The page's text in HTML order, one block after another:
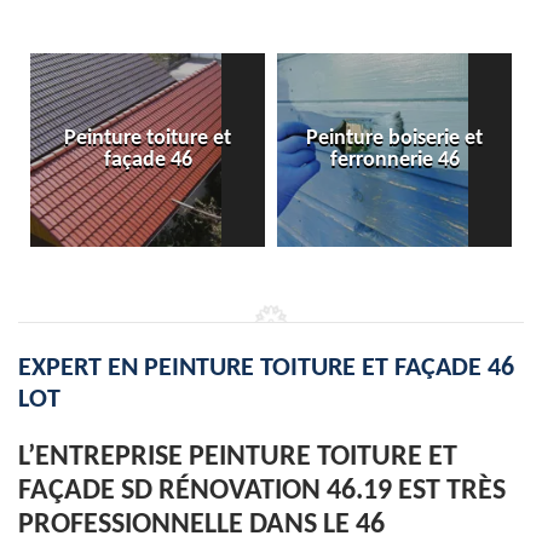
Peinture boiserie et
ferronnerie 46
Peinture de sol 46
EXPERT EN PEINTURE TOITURE ET FAÇADE 46
LOT
L’ENTREPRISE PEINTURE TOITURE ET
FAÇADE SD RÉNOVATION 46.19 EST TRÈS
PROFESSIONNELLE DANS LE 46